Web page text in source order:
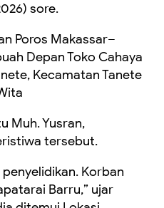
sore.
Poros Makassar–
Depan Toko Cahaya
Kecamatan Tanete
Muh. Yusran,
tersebut.
Korban
Barru,” ujar